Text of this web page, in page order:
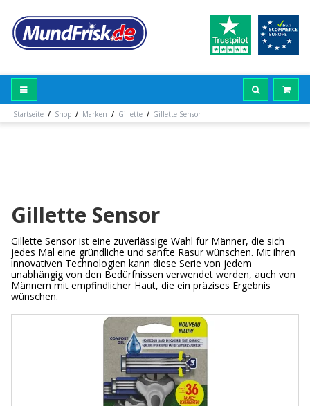
Startseite / Shop / Marken / Gillette / Gillette Sensor
Gillette Sensor
Gillette Sensor ist eine zuverlässige Wahl für Männer, die sich
jedes Mal eine gründliche und sanfte Rasur wünschen. Mit ihren
innovativen Technologien kann diese Serie von jedem
unabhängig von den Bedürfnissen verwendet werden, auch von
Männern mit empfindlicher Haut, die ein präzises Ergebnis
wünschen.